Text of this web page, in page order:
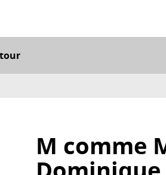
M comme